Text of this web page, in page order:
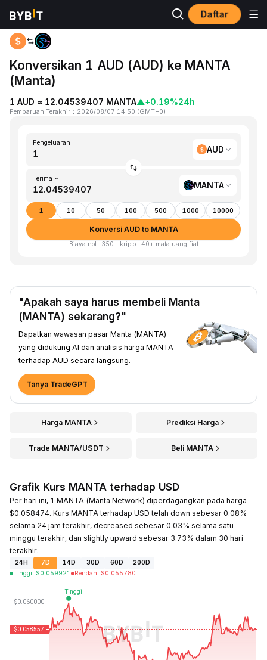
Daftar
Beranda
Konversikan 1 AUD (AUD) ke MANTA
(Manta)
1 AUD ≈ 12.04539407 MANTA▲+0.19%24h
Pembaruan Terakhir ： 2026/08/07 14:50 (GMT+0)
Pengeluaran
AUD
Terima ~
MANTA
1 10 50 100 500 1000 10000
Konversi AUD to MANTA
Biaya nol · 350+ kripto · 40+ mata uang fiat
"Apakah saya harus membeli Manta
(MANTA) sekarang?"
Dapatkan wawasan pasar Manta (MANTA)
yang didukung AI dan analisis harga MANTA
terhadap AUD secara langsung.
Tanya TradeGPT
Harga MANTA Prediksi Harga
Trade MANTA/USDT Beli MANTA
Grafik Kurs MANTA terhadap USD
Per hari ini, 1 MANTA (Manta Network) diperdagangkan pada harga
$0.058474. Kurs MANTA terhadap USD telah down sebesar 0.08%
selama 24 jam terakhir, decreased sebesar 0.03% selama satu
minggu terakhir, dan slightly upward sebesar 3.73% dalam 30 hari
terakhir.
24H 7D 14D 30D 60D
200D
Tinggi: $0.059921 Rendah: $0.055780